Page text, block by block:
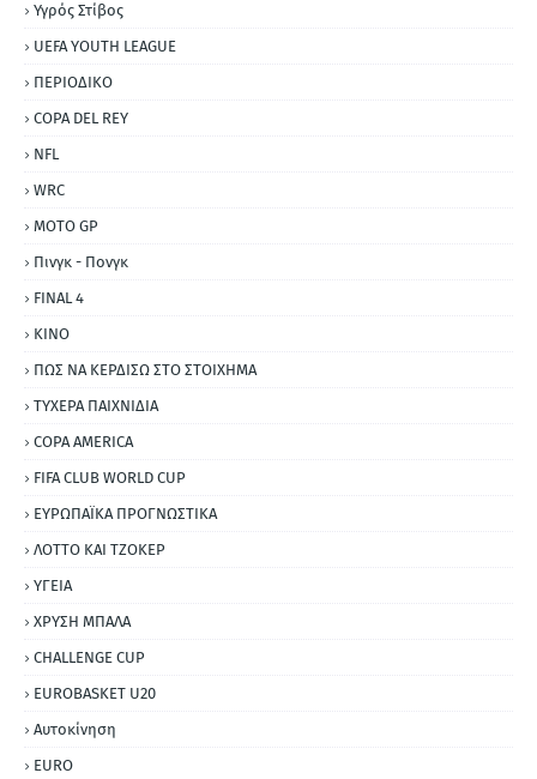
Υγρός Στίβος
UEFA YOUTH LEAGUE
ΠΕΡΙΟΔΙΚΟ
COPA DEL REY
NFL
WRC
MOTO GP
Πινγκ - Πονγκ
FINAL 4
ΚΙΝΟ
ΠΩΣ ΝΑ ΚΕΡΔΙΣΩ ΣΤΟ ΣΤΟΙΧΗΜΑ
ΤΥΧΕΡΑ ΠΑΙΧΝΙΔΙΑ
COPA AMERICA
FIFA CLUB WORLD CUP
ΕΥΡΩΠΑΪΚΑ ΠΡΟΓΝΩΣΤΙΚΑ
ΛΟΤΤΟ ΚΑΙ ΤΖΟΚΕΡ
ΥΓΕΙΑ
ΧΡΥΣΗ ΜΠΑΛΑ
CHALLENGE CUP
EUROBASKET U20
Αυτοκίνηση
ΕURO